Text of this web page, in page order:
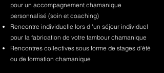
pour un accompagnement chamanique
personnalisé (soin et coaching)
Rencontre individuelle lors d 'un séjour individuel
pour la fabrication de votre tambour chamanique
Rencontres collectives sous forme de stages d'été
ou de formation chamanique